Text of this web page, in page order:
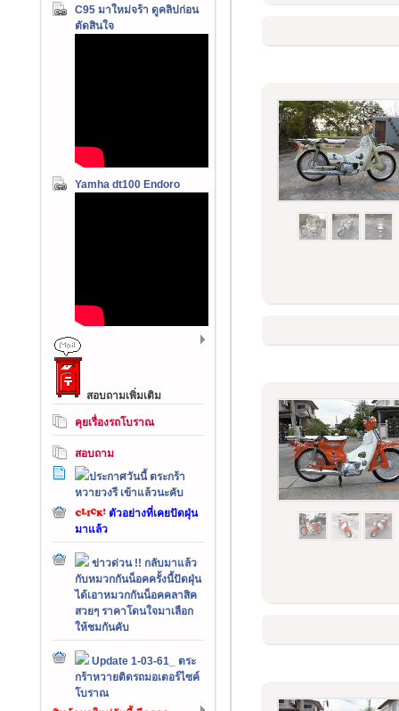
C95 มาใหม่จร้า ดูคลิปก่อน
ตัดสินใจ
Yamha dt100 Endoro
สอบถามเพิ่มเติม
คุยเรื่องรถโบราณ
สอบถาม
ประกาศวันนี้ ตระกร้า
หวายวงรี เข้าแล้วนะคับ
ตัวอย่างที่เคยปัดฝุ่น
มาแล้ว
ข่าวด่วน !! กลับมาแล้ว
กับหมวกกันน็อคครั้งนี้ปัดฝุ่น
ได้เอาหมวกกันน็อคคลาสิค
สวยๆ ราคาโดนใจมาเลือก
ให้ชมกันคับ
Update 1-03-61_ ตระ
กร้าหวายติดรถมอเตอร์ไซค์
โบราณ